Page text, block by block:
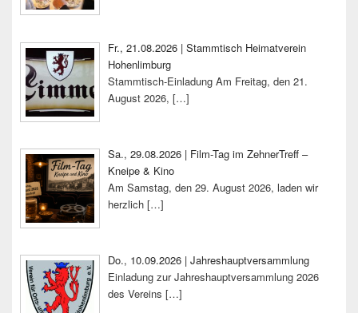
Fr., 21.08.2026 | Stammtisch Heimatverein
Hohenlimburg
Stammtisch-Einladung Am Freitag, den 21.
August 2026, […]
Sa., 29.08.2026 | Film-Tag im ZehnerTreff –
Kneipe & Kino
Am Samstag, den 29. August 2026, laden wir
herzlich […]
Do., 10.09.2026 | Jahreshauptversammlung
Einladung zur Jahreshauptversammlung 2026
des Vereins […]